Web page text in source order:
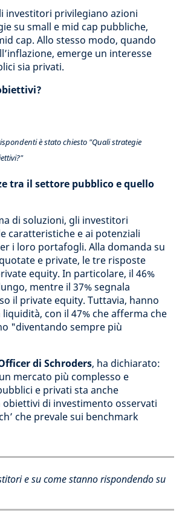
investitori privilegiano azioni
su small e mid cap pubbliche,
cap. Allo stesso modo, quando
emerge un interesse
sia privati.
è stato chiesto "Quali strategie
tra il settore pubblico e quello
di soluzioni, gli investitori
caratteristiche e ai potenziali
i loro portafogli. Alla domanda su
e private, le tre risposte
equity. In particolare, il 46%
mentre il 37% segnala
il private equity. Tuttavia, hanno
con il 47% che afferma che
"diventando sempre più
di Schroders, ha dichiarato:
mercato più complesso e
e privati sta anche
di investimento osservati
che prevale sui benchmark
e su come stanno rispondendo su